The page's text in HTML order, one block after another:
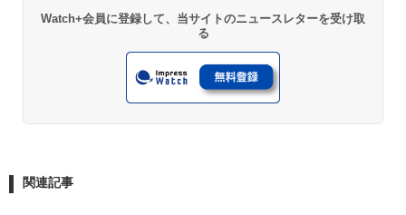
Watch+会員に登録して、当サイトのニュースレターを受け取
る
関連記事